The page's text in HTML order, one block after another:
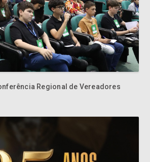
Regional de Vereadores